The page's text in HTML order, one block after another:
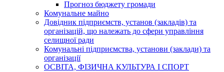
Прогноз бюджету громади
Комунальне майно
Довідник підприємств, установ (закладів) та
організацій, що належать до сфери управління
селищної ради
Комунальні підприємства, установи (заклади) та
організації
ОСВІТА, ФІЗИЧНА КУЛЬТУРА І СПОРТ